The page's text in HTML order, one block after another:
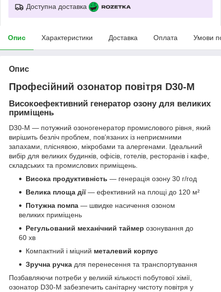
Доступна доставка
Опис Характеристики Доставка Оплата Умови
Опис
Професійний озонатор повітря D30-M
Високоефективний генератор озону для великих
приміщень
D30-M — потужний озоногенератор промислового рівня, який
вирішить безліч проблем, пов’язаних із неприємними
запахами, пліснявою, мікробами та алергенами. Ідеальний
вибір для великих будинків, офісів, готелів, ресторанів і кафе,
складських та промислових приміщень.
Висока продуктивність — генерація озону 30 г/год
Велика площа дії— ефективний на площі до 120 м²
Потужна помпа — швидке насичення озоном
великих приміщень
Регульований механічний таймер озонування до
60 хв
Компактний і міцний металевий корпус
Зручна ручка для перенесення та транспортування
Позбавляючи потреби у великій кількості побутової хімії,
озонатор D30-M забезпечить санітарну чистоту повітря у